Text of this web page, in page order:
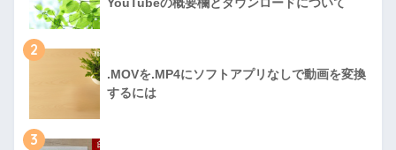
2
.MOVを.MP4にソフトアプリなしで動画を変換
するには
3